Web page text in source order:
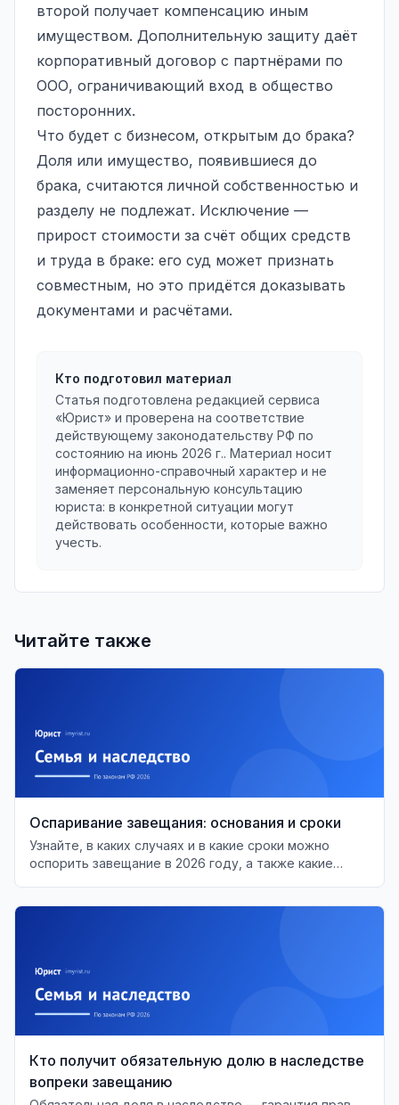
второй получает компенсацию иным
имуществом. Дополнительную защиту даёт
корпоративный договор с партнёрами по
ООО, ограничивающий вход в общество
посторонних.
Что будет с бизнесом, открытым до брака?
Доля или имущество, появившиеся до
брака, считаются личной собственностью и
разделу не подлежат. Исключение —
прирост стоимости за счёт общих средств
и труда в браке: его суд может признать
совместным, но это придётся доказывать
документами и расчётами.
Кто подготовил материал
Статья подготовлена редакцией сервиса
«Юрист» и проверена на соответствие
действующему законодательству РФ по
состоянию на июнь 2026 г.. Материал носит
информационно-справочный характер и не
заменяет персональную консультацию
юриста: в конкретной ситуации могут
действовать особенности, которые важно
учесть.
Читайте также
Оспаривание завещания: основания и сроки
Узнайте, в каких случаях и в какие сроки можно
оспорить завещание в 2026 году, а также какие
Кто получит обязательную долю в наследстве
вопреки завещанию